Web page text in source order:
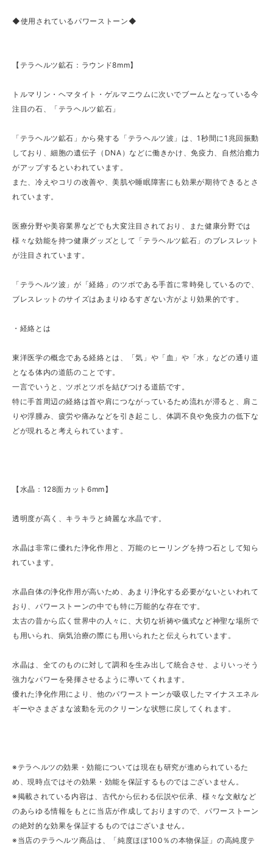
◆使用されているパワーストーン◆
【テラヘルツ鉱石：ラウンド8mm】
トルマリン・ヘマタイト・ゲルマニウムに次いでブームとなっている今
注目の石、「テラヘルツ鉱石」
「テラヘルツ鉱石」から発する「テラヘルツ波」は、1秒間に1兆回振動
しており、細胞の遺伝子（DNA）などに働きかけ、免疫力、自然治癒力
がアップするといわれています。
また、冷えやコリの改善や、美肌や睡眠障害にも効果が期待できるとさ
れています。
医療分野や美容業界などでも大変注目されており、また健康分野では
様々な効能を持つ健康グッズとして「テラヘルツ鉱石」のブレスレット
が注目されています。
「テラヘルツ波」が「経絡」のツボである手首に常時発しているので、
ブレスレットのサイズはあまりゆるすぎない方がより効果的です。
・経絡とは
東洋医学の概念である経絡とは、「気」や「血」や「水」などの通り道
となる体内の道筋のことです。
一言でいうと、ツボとツボを結びつける道筋です。
特に手首周辺の経絡は首や肩につながっているため流れが滞ると、肩こ
りや浮腫み、疲労や痛みなどを引き起こし、体調不良や免疫力の低下な
どが現れると考えられています。
【水晶：128面カット6mm】
透明度が高く、キラキラと綺麗な水晶です。
水晶は非常に優れた浄化作用と、万能のヒーリングを持つ石として知ら
れています。
水晶自体の浄化作用が高いため、あまり浄化する必要がないといわれて
おり、パワーストーンの中でも特に万能的な存在です。
太古の昔から広く世界中の人々に、大切な祈祷や儀式など神聖な場所で
も用いられ、病気治療の際にも用いられたと伝えられています。
水晶は、全てのものに対して調和を生み出して統合させ、よりいっそう
強力なパワーを発揮させるように導いてくれます。
優れた浄化作用により、他のパワーストーンが吸収したマイナスエネル
ギーやさまざまな波動を元のクリーンな状態に戻してくれます。
※テラヘルツの効果・効能については現在も研究が進められているた
め、現時点ではその効果・効能を保証するものではございません。
※掲載されている内容は、古代から伝わる伝説や伝承、様々な文献など
のあらゆる情報をもとに当店が作成しておりますので、パワーストーン
の絶対的な効果を保証するものではございません。
※当店のテラヘルツ商品は、「純度ほぼ100％の本物保証」の高純度テ